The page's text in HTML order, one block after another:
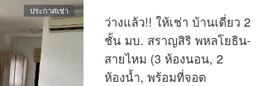
ประกาศเช่า
ว่างแล้ว!! ให้เช่า บ้านเดี่ยว 2
ชั้น มบ. สราญสิริ พหลโยธิน-
สายไหม (3 ห้องนอน, 2
ห้องน้ำ, พร้อมที่จอด